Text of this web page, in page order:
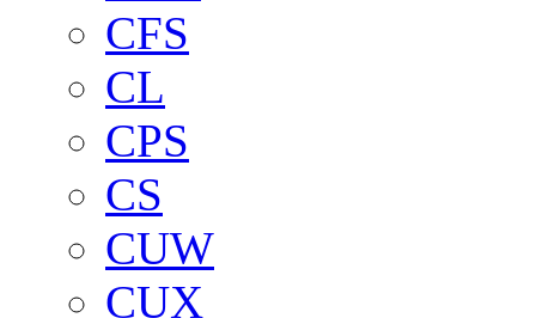
CFS
CL
CPS
CS
CUW
CUX